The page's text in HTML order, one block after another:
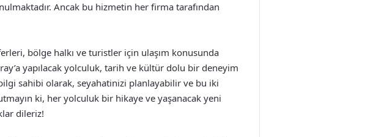
Ancak bu hizmetin her firma tarafından
bölge halkı ve turistler için ulaşım konusunda
yapılacak yolculuk, tarih ve kültür dolu bir deneyim
sahibi olarak, seyahatinizi planlayabilir ve bu iki
ki, her yolculuk bir hikaye ve yaşanacak yeni
dileriz!